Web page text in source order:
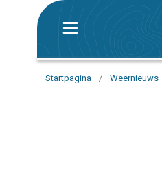
Startpagina / Weernieuws